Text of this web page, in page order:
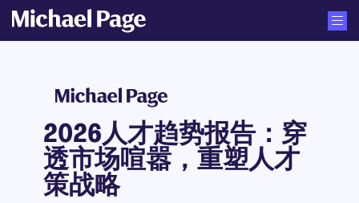
2026人才趋势报告：穿
透市场喧嚣，重塑人才
策战略